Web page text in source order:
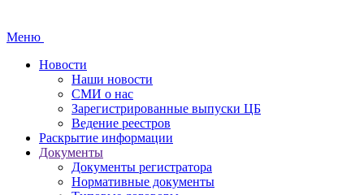
Меню
Новости
Наши новости
СМИ о нас
Зарегистрированные выпуски ЦБ
Ведение реестров
Раскрытие информации
Документы
Документы регистратора
Нормативные документы